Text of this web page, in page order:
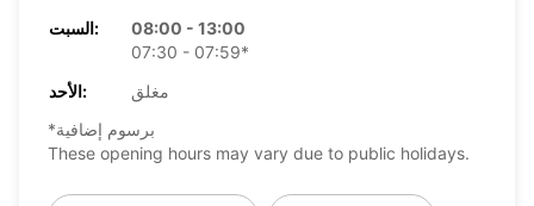
السبت:
08:00 - 13:00
07:30 - 07:59*
الأحد:
مغلق
*برسوم إضافية
These opening hours may vary due to public holidays.